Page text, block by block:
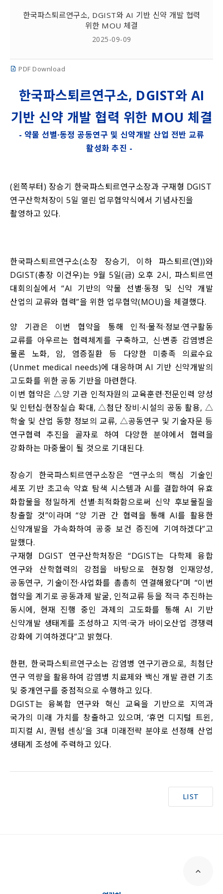
한국파스퇴르연구소, DGIST와 AI 기반 신약 개발 협력
위한 MOU 체결
2025-09-09
PDF Download
한국파스퇴르연구소, DGIST와 AI
기반 신약 개발 협력 위한 MOU 체결
- 약물 선별·동정 공동연구 및 신약개발 산업 전반 교류
활성화 추진 -
(왼쪽부터) 장승기 한국파스퇴르연구소장과 구재형 DGIST
연구산학처장이 5일 열린 업무협약식에서 기념사진을
촬영하고 있다.
한국파스퇴르연구소(소장 장승기, 이하 파스퇴르(연))와
DGIST(총장 이건우)는 9월 5일(금) 오후 2시, 파스퇴르연
대회의실에서 “AI 기반의 약물 선별·동정 및 신약 개발
산업의 교류와 협력”을 위한 업무협약(MOU)을 체결했다.
양 기관은 이번 협약을 통해 인적·물적·정보·연구활동
교류를 아우르는 협력체계를 구축하고, 신·변종 감염병은
물론 노화, 암, 염증질환 등 다양한 미충족 의료수요
(Unmet medical needs)에 대응하며 AI 기반 신약개발의
고도화를 위한 공동 기반을 마련한다.
이번 협약은 △양 기관 인적자원의 교육훈련·전문인력 양성
및 인턴십·현장실습 확대, △첨단 장비·시설의 공동 활용, △
학술 및 산업 동향 정보의 교류, △공동연구 및 기술자문 등
연구협력 추진을 골자로 하여 다양한 분야에서 협력을
강화하는 마중물이 될 것으로 기대된다.
장승기 한국파스퇴르연구소장은 “연구소의 핵심 기술인
세포 기반 초고속 약효 탐색 시스템과 AI를 결합하여 유효
화합물을 정밀하게 선별·최적화함으로써 신약 후보물질을
창출할 것”이라며 “양 기관 간 협력을 통해 AI를 활용한
신약개발을 가속화하여 공중 보건 증진에 기여하겠다”고
말했다.
구재형 DGIST 연구산학처장은 “DGIST는 다학제 융합
연구와 산학협력의 강점을 바탕으로 현장형 인재양성,
공동연구, 기술이전·사업화를 촘촘히 연결해왔다”며 “이번
협약을 계기로 공동과제 발굴, 인적교류 등을 적극 추진하는
동시에, 현재 진행 중인 과제의 고도화를 통해 AI 기반
신약개발 생태계를 조성하고 지역·국가 바이오산업 경쟁력
강화에 기여하겠다”고 밝혔다.
한편, 한국파스퇴르연구소는 감염병 연구기관으로, 최첨단
연구 역량을 활용하여 감염병 치료제와 백신 개발 관련 기초
및 중개연구를 중점적으로 수행하고 있다.
DGIST는 융복합 연구와 혁신 교육을 기반으로 지역과
국가의 미래 가치를 창출하고 있으며, ‘휴먼 디지털 트윈,
피지컬 AI, 퀀텀 센싱’을 3대 미래전략 분야로 선정해 산업
생태계 조성에 주력하고 있다.
LIST